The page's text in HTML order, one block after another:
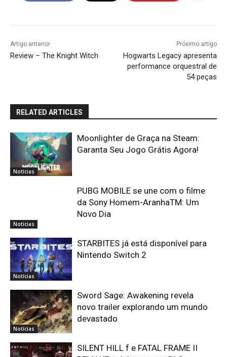
Artigo anterior
Review – The Knight Witch
Próximo artigo
Hogwarts Legacy apresenta
performance orquestral de
54 peças
RELATED ARTICLES
Notícias
Moonlighter de Graça na Steam:
Garanta Seu Jogo Grátis Agora!
Notícias
PUBG MOBILE se une com o filme
da Sony Homem-AranhaTM: Um
Novo Dia
Notícias
STARBITES já está disponível para
Nintendo Switch 2
Notícias
Sword Sage: Awakening revela
novo trailer explorando um mundo
devastado
SILENT HILL f e FATAL FRAME II